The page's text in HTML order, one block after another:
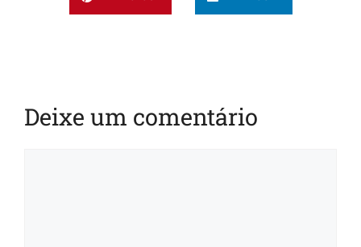
Deixe um comentário